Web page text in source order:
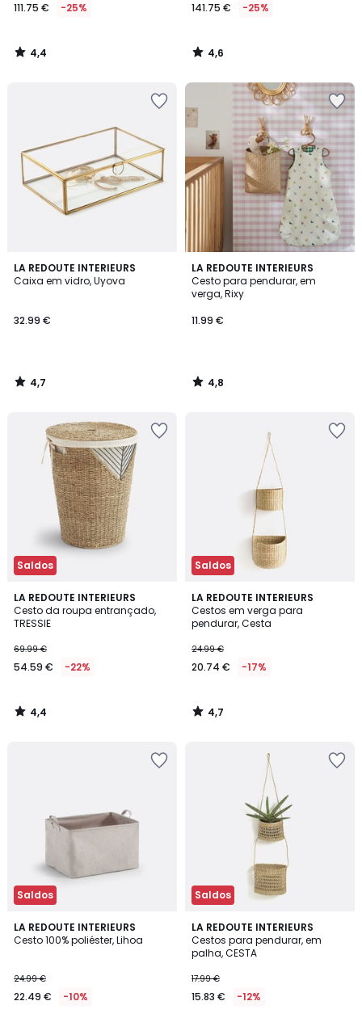
111.75 € -25%
4,4
/
141.75 € -25%
4,6
/
LA REDOUTE INTERIEURS
Caixa em vidro, Uyova
32.99 €
4,7
/ 5
4,7
/
LA REDOUTE INTERIEURS
Cesto para pendurar, em
verga, Rixy
11.99 €
4,8
/ 5
4,8
/
Saldos
LA REDOUTE INTERIEURS
Cesto da roupa entrançado,
TRESSIE
69.99 €
54.59 € -22%
4,4
/ 5
4,4
/
Saldos
LA REDOUTE INTERIEURS
Cestos em verga para
pendurar, Cesta
24.99 €
20.74 € -17%
4,7
/ 5
4,7
/
Saldos
LA REDOUTE INTERIEURS
Cesto 100% poliéster, Lihoa
24.99 €
22.49 € -10%
4,1
/ 5
Saldos
LA REDOUTE INTERIEURS
Cestos para pendurar, em
palha, CESTA
17.99 €
15.83 € -12%
4,1
/ 5